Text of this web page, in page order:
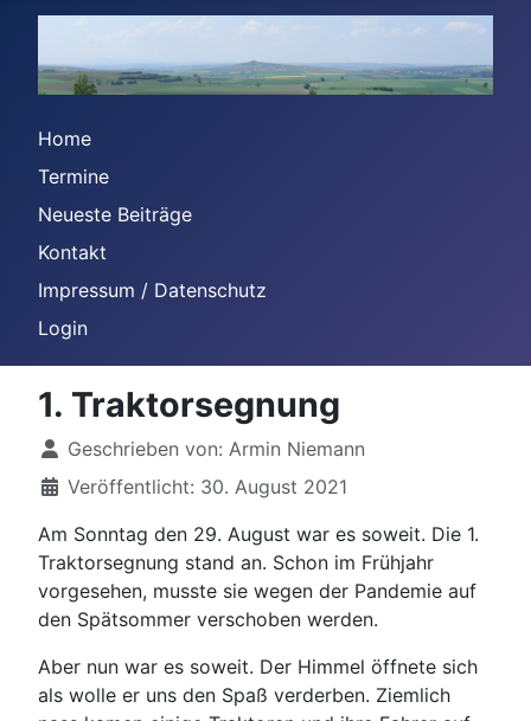
Home
Termine
Neueste Beiträge
Kontakt
Impressum / Datenschutz
Login
1. Traktorsegnung
DetailsGeschrieben von: Armin Niemann
Veröffentlicht: 30. August 2021
Am Sonntag den 29. August war es soweit. Die 1.
Traktorsegnung stand an. Schon im Frühjahr
vorgesehen, musste sie wegen der Pandemie auf
den Spätsommer verschoben werden.
Aber nun war es soweit. Der Himmel öffnete sich
als wolle er uns den Spaß verderben. Ziemlich